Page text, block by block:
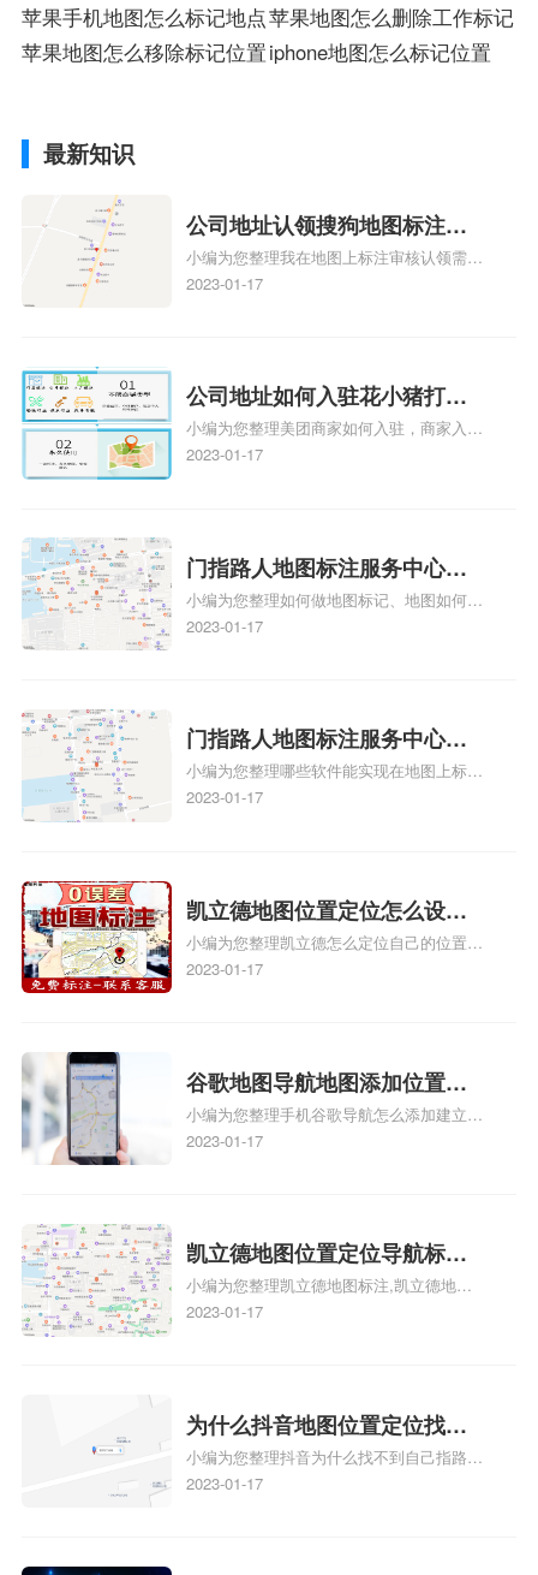
苹果手机地图怎么标记地点苹果地图怎么删除工作标记
苹果地图怎么移除标记位置iphone地图怎么标记位置
最新知识
公司地址认领搜狗地图标注多
久审核？公司地址认领地图标
注多久审核？
小编为您整理我在地图上标注审核认领需要
多久、我在地图上标注审核认领需要多久
情可查看下方正文！
2023-01-17
公司地址如何入驻花小猪打车
地图标记？指路人地图标注服
务中心铺如何入驻花小猪打车
小编为您整理美团商家如何入驻，商家入驻
教程、商家如何入驻地图、如何入驻地:、
2023-01-17
门指路人地图标注服务中心如
何做花小猪打车地图位置标
记？门指路人地图标注服务中
小编为您整理如何做地图标记、地图如何做
标记、so搜街景中如何做标记、360e启花贷
关地图标注知识，详情可查看下方正文！
2023-01-17
门指路人地图标注服务中心地
图位置地址标记？门指路人地
图标注服务中心苹果地图位置
小编为您整理哪些软件能实现在地图上标记
门指路人地图标注服务中心位置、门指路人
门指路人地图标注服务中心地址标注上地图
怎么弄相关地图标注知识，详情可查看下方
正文！
2023-01-17
凯立德地图位置定位怎么设置
自己的指路人地图标注服务中
心名？凯立德地图位置定位怎
小编为您整理凯立德怎么定位自己的位置
啊、手机凯立德地图定位怎么设置往上走、
地图标注服务中心铺招牌相关地图标注知
识，详情可查看下方正文！
2023-01-17
谷歌地图导航地图添加位置？
添加谷歌地图导航位置？
小编为您整理手机谷歌导航怎么添加建立多
人位置、如何在地图，谷歌地图添加公司位
2023-01-17
凯立德地图位置定位导航标
注？凯立德地图位置定位,导航,
标注？
小编为您整理凯立德地图标注,凯立德地图
标注怎么做啊、凯立德地图标注,凯立德地
相关地图标注知识，详情可查看下方正文！
2023-01-17
为什么抖音地图位置定位找不
到了？抖音为什么找不到当前
定位了？
小编为您整理抖音为什么找不到自己指路人
地图标注服务中心铺的位置、地图位置更新
2023-01-17